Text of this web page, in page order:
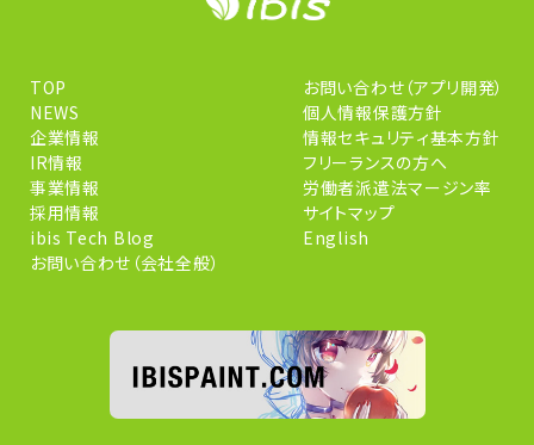
TOP
NEWS
企業情報
IR情報
事業情報
採用情報
ibis Tech Blog
お問い合わせ（会社全般）
お問い合わせ（アプリ開発）
個人情報保護方針
情報セキュリティ基本方針
フリーランスの方へ
労働者派遣法マージン率
サイトマップ
English